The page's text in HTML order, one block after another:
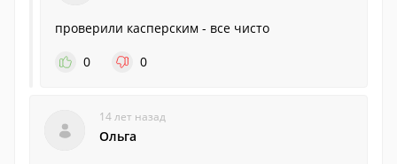
проверили касперским - все чисто
0
0
14 лет назад
Ольга